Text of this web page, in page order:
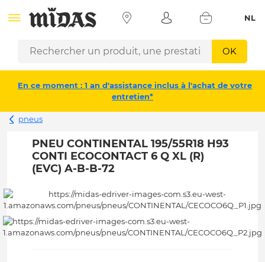
NL
OK
En ce moment : 1 an d'assistance inclus à l'achat de votre
entretien*
pneus
PNEU CONTINENTAL 195/55R18 H93
CONTI ECOCONTACT 6 Q XL (R)
(EVC) A-B-B-72